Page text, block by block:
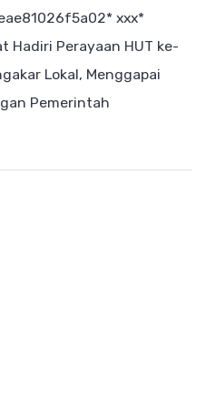
ххх*
Hadiri Perayaan HUT ke-
Lokal, Menggapai
Pemerintah